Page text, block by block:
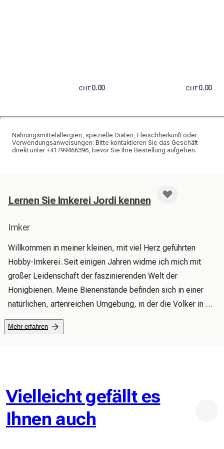
CHF0.00 CHF0.00
Nahrungsmittelallergien, spezielle Diäten, Fleischherkunft oder
Verwendungsanweisungen: Bitte kontaktieren Sie das Geschäft
direkt unter +41799466396, bevor Sie Ihre Bestellung aufgeben.
Lernen Sie Imkerei Jordi kennen
Imker
Willkommen in meiner kleinen, mit viel Herz geführten
Hobby-Imkerei. Seit einigen Jahren widme ich mich mit
großer Leidenschaft der faszinierenden Welt der
Honigbienen. Meine Bienenstände befinden sich in einer
natürlichen, artenreichen Umgebung, in der die Völker in
Ruhe gedeihen und vielfältige Blütenquellen nutzen können.
Mein Ziel ist es, Bienenhaltung nachhaltig, respektvoll und
Jeder Arbeitsschritt – vom regelmäßigen Kontrollgang bis
zum Schleudern des Honigs – erfolgt mit viel
Aufmerksamkeit und Wertschätzung für die Tiere.
Der Honig aus meiner Hobby-Imkerei wird in kleinen
Mehr erfahren
Vielleicht gefällt es
Ihnen auch